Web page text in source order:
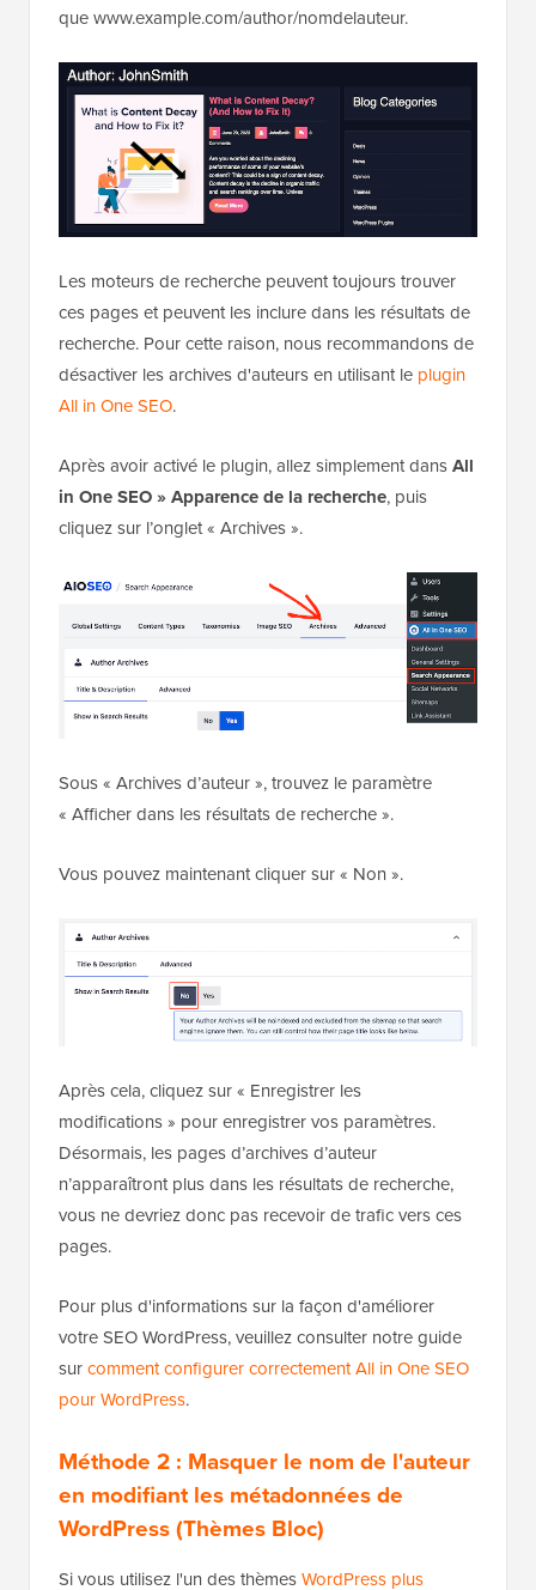
auteur particulier et ont généralement une URL telle
que www.example.com/author/nomdelauteur.
Les moteurs de recherche peuvent toujours trouver
ces pages et peuvent les inclure dans les résultats de
recherche. Pour cette raison, nous recommandons de
désactiver les archives d'auteurs en utilisant le
Après avoir activé le plugin, allez simplement dans
in One SEO » Apparence de la recherche
Sous « Archives d’auteur », trouvez le paramètre
Après cela, cliquez sur « Enregistrer les
modifications » pour enregistrer vos paramètres.
Désormais, les pages d’archives d’auteur
n’apparaîtront plus dans les résultats de recherche,
vous ne devriez donc pas recevoir de trafic vers ces
Pour plus d'informations sur la façon d'améliorer
votre SEO WordPress, veuillez consulter notre guide
surcomment configurer correctement All in One SEO
Méthode 2 : Masquer le nom de l'auteur
en modifiant les métadonnées de
WordPress (Thèmes Bloc)